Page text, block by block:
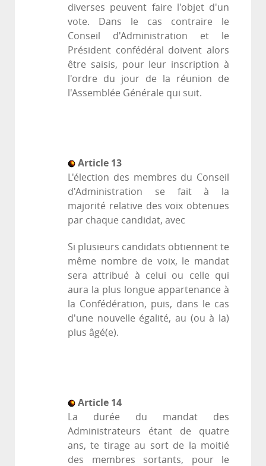
diverses peuvent faire l'objet d'un
vote. Dans le cas contraire le
Conseil d'Administration et le
Président confédéral doivent alors
être saisis, pour leur inscription à
l'ordre du jour de la réunion de
l'Assemblée Générale qui suit.
Article 13
L'élection des membres du Conseil
d'Administration se fait à la
majorité relative des voix obtenues
par chaque candidat, avec
Si plusieurs candidats obtiennent te
même nombre de voix, le mandat
sera attribué à celui ou celle qui
aura la plus longue appartenance à
la Confédération, puis, dans le cas
d'une nouvelle égalité, au (ou à la)
plus âgé(e).
Article 14
La durée du mandat des
Administrateurs étant de quatre
ans, te tirage au sort de la moitié
des membres sortants, pour le